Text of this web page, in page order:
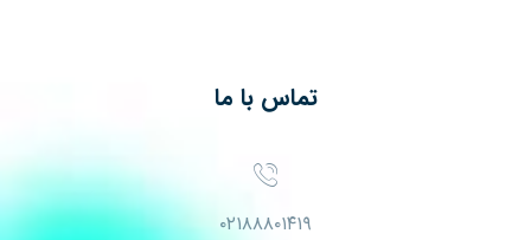
تماس با ما
۰۲۱۸۸۸۰۱۴۱۹